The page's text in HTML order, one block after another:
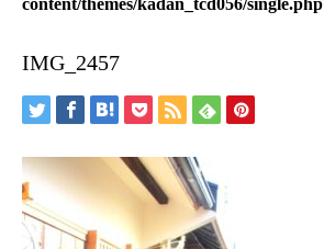
content/themes/kadan_tcd056/single.php
IMG_2457